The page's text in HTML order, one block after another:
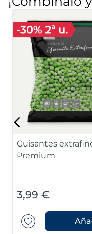
Guisantes
Premium
3,99 €